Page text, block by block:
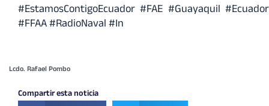
#EstamosContigoEcuador #FAE #Guayaquil #Ecuador
#FFAA #RadioNaval #In
Lcdo. Rafael Pombo
Compartir esta noticia